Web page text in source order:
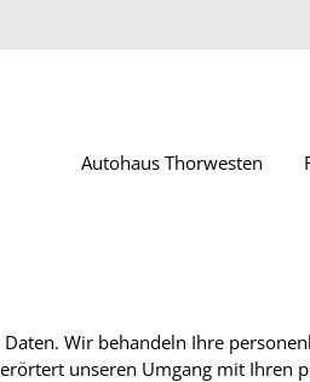
Autohaus Thorwesten
Wir behandeln Ihre
unseren Umgang mit Ihren